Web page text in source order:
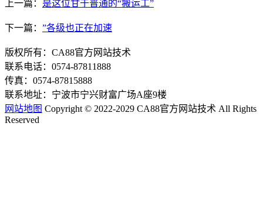
上一篇： 是这位甘于普通的“搬运工”
下一篇： ”各级也正在加速
版权所有：CA88官方网站技术
联系电话：0574-87811888
传真：0574-87815888
联系地址：宁波市宁兴财富广场A座9楼
网站地图 Copyright © 2022-2029 CA88官方网站技术 All Rights
Reserved